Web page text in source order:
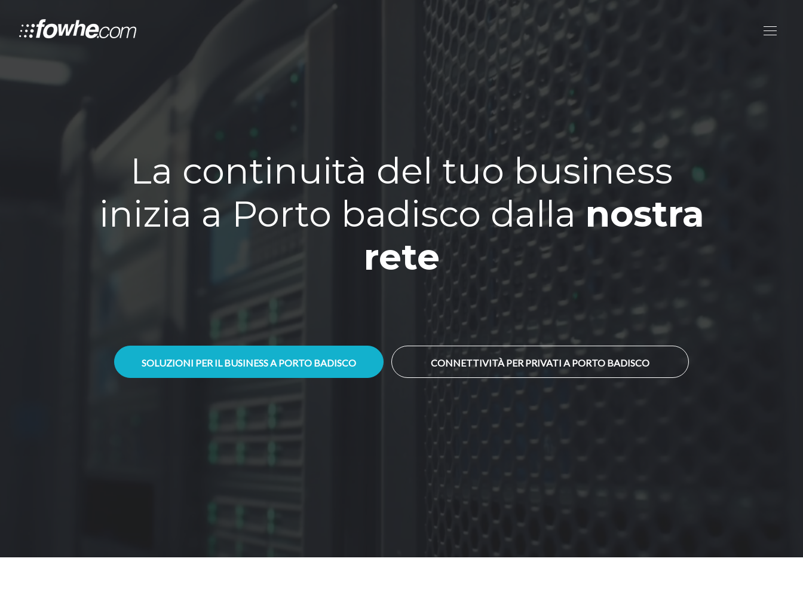
La continuità del tuo business
inizia a Porto badisco dallanostra
rete
SOLUZIONI PER IL BUSINESS A PORTO BADISCO CONNETTIVITÀ PER PRIVATI A PORTO BADISCO